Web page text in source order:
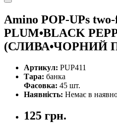
Amino POP-UPs
PLUM•BLACK
(СЛИВА•ЧОРНИЙ
Артикул: PUP411
Тара: банка
Фасовка: 45 шт.
Наявність: Немає в
125 грн.